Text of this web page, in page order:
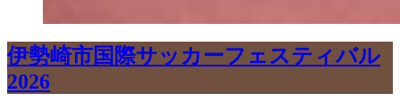
伊勢崎市国際サッカーフェスティバル
2026